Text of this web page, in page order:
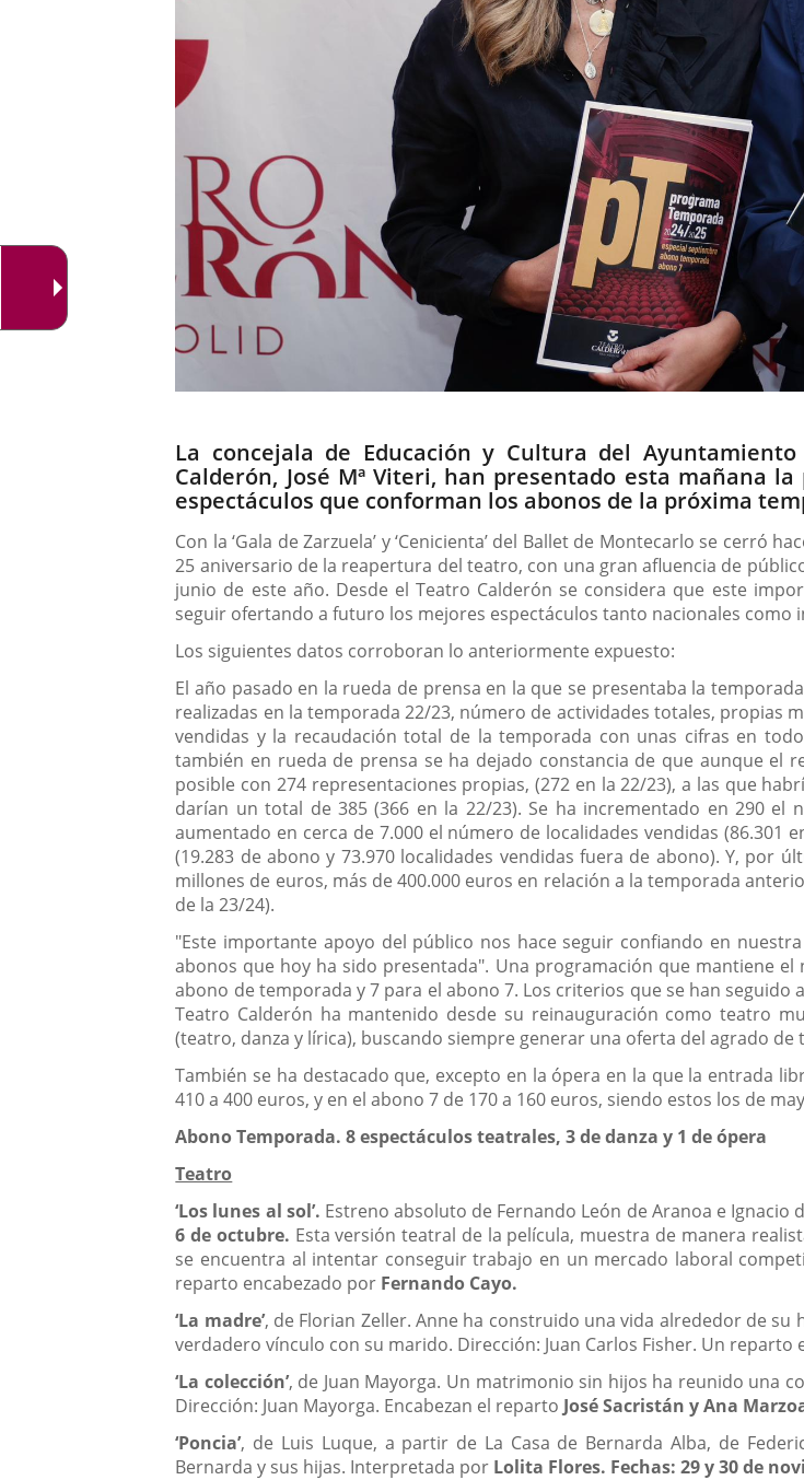
Descripción
La concejala de Educación y Cultura del
Calderón, José Mª Viteri, han presentado esta mañana
espectáculos que conforman los abonos de la próxima
Con la ‘Gala de Zarzuela’ y ‘Cenicienta’ del Ballet de Montecarlo se
25 aniversario de la reapertura del teatro, con una gran afluencia de
junio de este año. Desde el Teatro Calderón se considera que este
seguir ofertando a futuro los mejores espectáculos tanto nacionales como
Los siguientes datos corroboran lo anteriormente expuesto:
El año pasado en la rueda de prensa en la que se presentaba la
realizadas en la temporada 22/23, número de actividades totales, propias
vendidas y la recaudación total de la temporada con unas cifras en
también en rueda de prensa se ha dejado constancia de que aunque
posible con 274 representaciones propias, (272 en la 22/23), a las que
darían un total de 385 (366 en la 22/23). Se ha incrementado en 290
aumentado en cerca de 7.000 el número de localidades vendidas (86.301
(19.283 de abono y 73.970 localidades vendidas fuera de abono). Y, por
millones de euros, más de 400.000 euros en relación a la temporada
de la 23/24).
"Este importante apoyo del público nos hace seguir confiando en
abonos que hoy ha sido presentada". Una programación que mantiene
abono de temporada y 7 para el abono 7. Los criterios que se han
Teatro Calderón ha mantenido desde su reinauguración como teatro
(teatro, danza y lírica), buscando siempre generar una oferta del agrado de
También se ha destacado que, excepto en la ópera en la que la entrada
410 a 400 euros, y en el abono 7 de 170 a 160 euros, siendo estos los de
Abono Temporada. 8 espectáculos teatrales, 3 de danza y 1 de ópera
Teatro
‘Los lunes al sol’. Estreno absoluto de Fernando León de Aranoa e
6 de octubre. Esta versión teatral de la película, muestra de manera
se encuentra al intentar conseguir trabajo en un mercado laboral
reparto encabezado por Fernando Cayo.
‘La madre’, de Florian Zeller. Anne ha construido una vida alrededor de
verdadero vínculo con su marido. Dirección: Juan Carlos Fisher. Un
‘La colección’, de Juan Mayorga. Un matrimonio sin hijos ha reunido una
Dirección: Juan Mayorga. Encabezan el reparto José Sacristán y Ana
‘Poncia’, de Luis Luque, a partir de La Casa de Bernarda Alba, de
Bernarda y sus hijas. Interpretada por Lolita Flores. Fechas: 29 y 30 de